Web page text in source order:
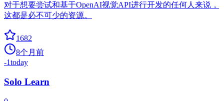
对于想要尝试和基于OpenAI视觉API进行开发的任何人来说，
这都是必不可少的资源。
1682
8个月前
-1today
Solo Learn